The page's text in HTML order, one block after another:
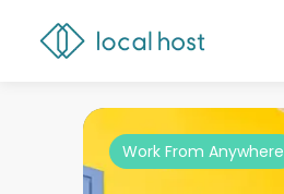
Work From Anywhere